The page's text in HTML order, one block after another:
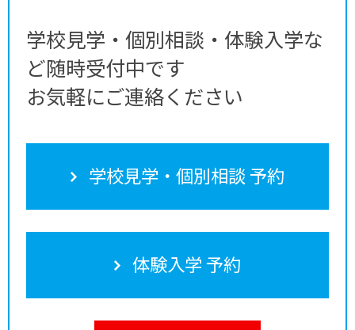
学校見学・個別相談・体験入学な
ど随時受付中です
お気軽にご連絡ください
学校見学・個別相談 予約
体験入学 予約